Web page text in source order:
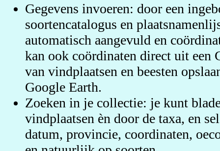
Gegevens invoeren: door een
soortencatalogus en
automatisch aangevuld en
kan ook coördinaten direct uit een
van vindplaatsen en beesten
Google Earth.
Zoeken in je collectie: je kunt
vindplaatsen èn door de taxa, en
datum, provincie, coordinaten,